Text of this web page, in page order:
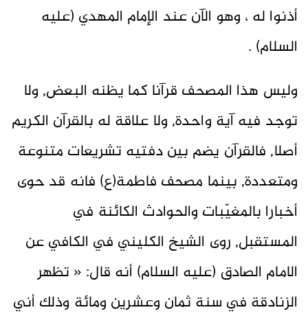
أذنوا له ، وهو الآن عند الإمام المهدي (عليه
السلام) .
وليس هذا المصحف قرآنا كما يظنه البعض, ولا
توجد فيه آية واحدة, ولا علاقة له بالقرآن الكريم
أصلا, فالقرآن يضم بين دفتيه تشريعات متنوعة
ومتعددة, بينما مصحف فاطمة(ع) فانه قد حوى
أخبارا بالمغيّبات والحوادث الكائنة في
المستقبل, روى الشيخ الكليني في الكافي عن
الامام الصادق (عليه السلام) أنه قال: « تظهر
الزنادقة في سنة ثمان وعشرين ومائة وذلك أني